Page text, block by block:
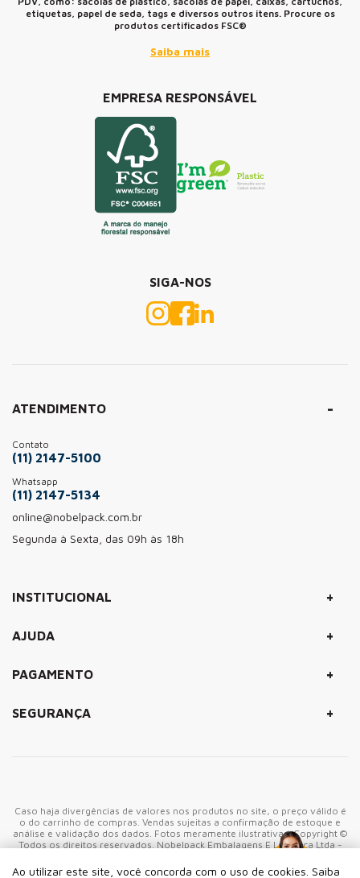
Ao utilizar este site, você concorda com o uso de cookies. Saiba
etiquetas, papel de seda, tags e diversos outros itens. Procure os
produtos certificados FSC®
Saiba mais
EMPRESA RESPONSÁVEL
SIGA-NOS
ATENDIMENTO
Contato
(11) 2147-5100
Whatsapp
(11) 2147-5134
online@nobelpack.com.br
Segunda à Sexta, das 09h às 18h
INSTITUCIONAL +
AJUDA +
PAGAMENTO +
SEGURANÇA +
Caso haja divergências de valores nos produtos no site, o preço válido é
o do carrinho de compras. Vendas sujeitas a confirmação de estoque e
análise e validação dos dados. Fotos meramente ilustrativas. Copyright ©
Todos os direitos reservados. Nobelpack Embalagens E Logistica Ltda -
000 São Paulo-SP - Brasil